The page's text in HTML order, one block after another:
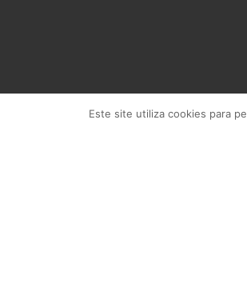
Este site utiliza cookies para